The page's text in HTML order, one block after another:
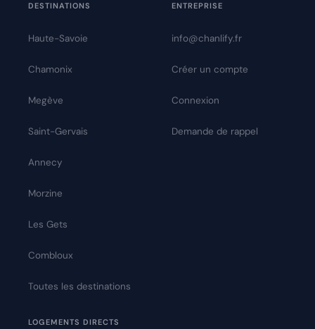
DESTINATIONS
Haute-Savoie
Chamonix
Megève
Saint-Gervais
Annecy
Morzine
Les Gets
Combloux
Toutes les destinations
LOGEMENTS DIRECTS
ENTREPRISE
info@chanlify.fr
Créer un compte
Connexion
Demande de rappel